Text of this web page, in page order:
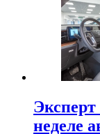
неделе